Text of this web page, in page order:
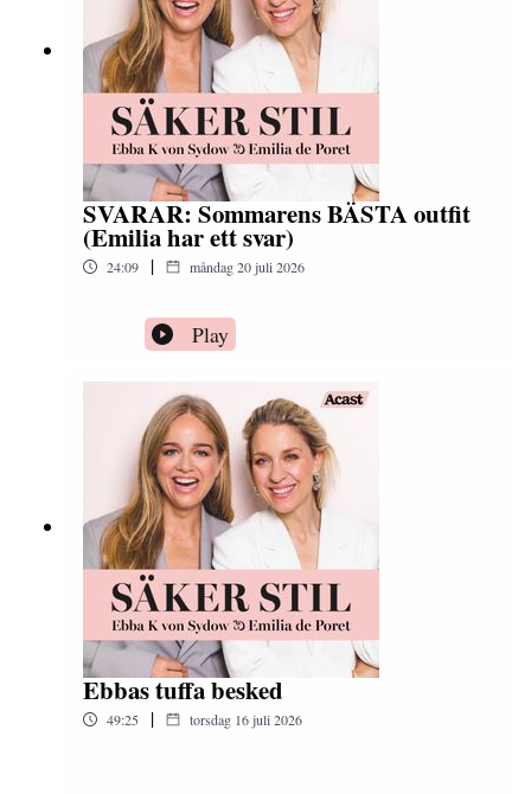
SVARAR: Sommarens BÄSTA outfit
(Emilia har ett svar)
24:09 | måndag 20 juli 2026
Play
Ebbas tuffa besked
49:25 | torsdag 16 juli 2026